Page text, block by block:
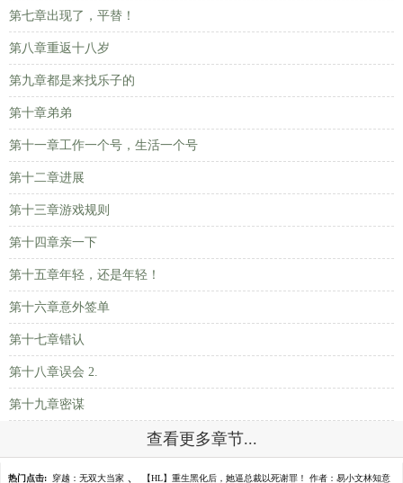
第七章出现了，平替！
第八章重返十八岁
第九章都是来找乐子的
第十章弟弟
第十一章工作一个号，生活一个号
第十二章进展
第十三章游戏规则
第十四章亲一下
第十五章年轻，还是年轻！
第十六章意外签单
第十七章错认
第十八章误会 2.
第十九章密谋
查看更多章节...
热门点击: 穿越：无双大当家 、 【HL】重生黑化后，她逼总裁以死谢罪！ 作者：易小文林知意